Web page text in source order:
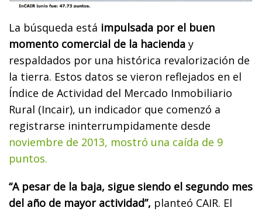
La búsqueda está impulsada por el buen
momento comercial de la hacienda y
respaldados por una histórica revalorización de
la tierra. Estos datos se vieron reflejados en el
Índice de Actividad del Mercado Inmobiliario
Rural (Incair), un indicador que comenzó a
registrarse ininterrumpidamente desde
noviembre de 2013, mostró una caída de 9
puntos.
“A pesar de la baja, sigue siendo el segundo mes
del año de mayor actividad”, planteó CAIR. El